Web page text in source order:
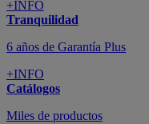
+INFO
Tranquilidad
6 años de Garantía Plus
+INFO
Catálogos
Miles de productos